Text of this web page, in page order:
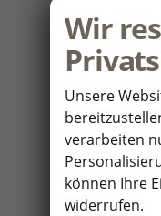
Wir
Unsere
verarbeiten
können Ihre
widerrufen.